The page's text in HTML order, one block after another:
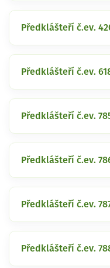
Předklášteří č.ev.
Předklášteří č.ev.
Předklášteří č.ev.
Předklášteří č.ev.
Předklášteří č.ev.
Předklášteří č.ev.